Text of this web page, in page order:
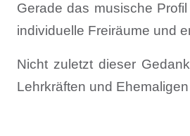
Gerade das musische
individuelle Freiräume und
Nicht zuletzt dieser
Lehrkräften und